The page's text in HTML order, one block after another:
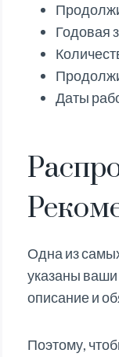
Годовая
Даты
Одна из
указаны ваши
описание и
Поэтому,